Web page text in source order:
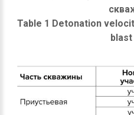
Table 1 Detonation